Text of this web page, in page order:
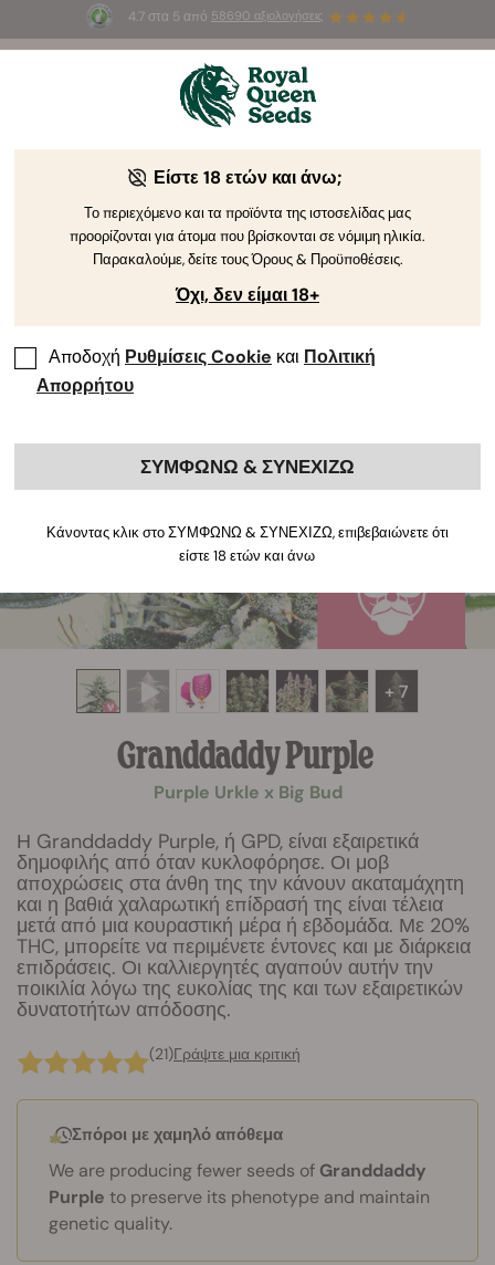
4.7 στα 5 από 58690 αξιολογήσεις
Summer Sales : Έως και -50%
προϊόντα! ⏤
+ 7
Granddaddy Purple
Purple Urkle x Big Bud
Η Granddaddy Purple, ή GPD, είναι εξαιρετικά
δημοφιλής από όταν κυκλοφόρησε. Οι μοβ
αποχρώσεις στα άνθη της την κάνουν ακαταμάχητη
και η βαθιά χαλαρωτική επίδρασή της είναι τέλεια
μετά από μια κουραστική μέρα ή εβδομάδα. Με 20%
THC, μπορείτε να περιμένετε έντονες και με διάρκεια
επιδράσεις. Οι καλλιεργητές αγαπούν αυτήν την
ποικιλία λόγω της ευκολίας της και των εξαιρετικών
δυνατοτήτων απόδοσης.
(21)Γράψτε μια κριτική
Σπόροι με χαμηλό απόθεμα
We are producing fewer seeds of Granddaddy
Purple to preserve its phenotype and maintain
genetic quality.
Είστε 18 ετών και άνω;
Το περιεχόμενο και τα προϊόντα της ιστοσελίδας μας
προορίζονται για άτομα που βρίσκονται σε νόμιμη ηλικία.
Παρακαλούμε, δείτε τους Όρους & Προϋποθέσεις.
Όχι, δεν είμαι 18+
Αποδοχή Ρυθμίσεις Cookie και Πολιτική
Απορρήτου
ΣΥΜΦΩΝΩ & ΣΥΝΕΧΙΖΩ
Κάνοντας κλικ στο ΣΥΜΦΩΝΩ & ΣΥΝΕΧΙΖΩ, επιβεβαιώνετε ότι
είστε 18 ετών και άνω